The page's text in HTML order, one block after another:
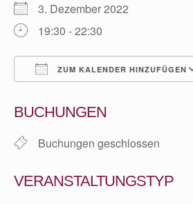
3. Dezember 2022
19:30 - 22:30
ZUM KALENDER HINZUFÜGEN
BUCHUNGEN
Buchungen geschlossen
VERANSTALTUNGSTYP